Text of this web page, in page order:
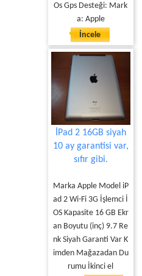
Os Gps Desteği: Mark
a: Apple
İncele
İPad 2 16GB siyah
10 ay garantisi var,
sıfır gibi.
Marka Apple Model iP
ad 2 Wi-Fi 3G İşlemci İ
OS Kapasite 16 GB Ekr
an Boyutu (inç) 9.7 Re
nk Siyah Garanti Var K
imden Mağazadan Du
rumu İkinci el